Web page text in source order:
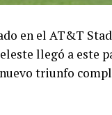
en el AT&T
llegó a este
triunfo